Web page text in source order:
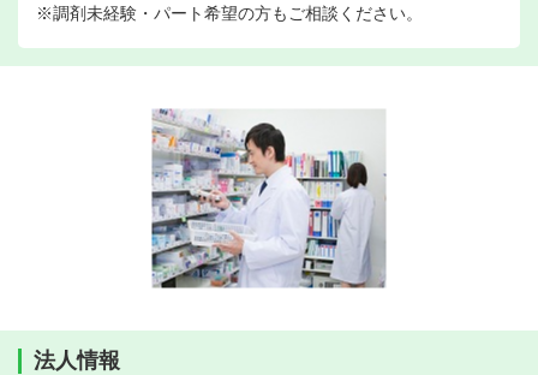
※調剤未経験・パート希望の方もご相談ください。
法人情報